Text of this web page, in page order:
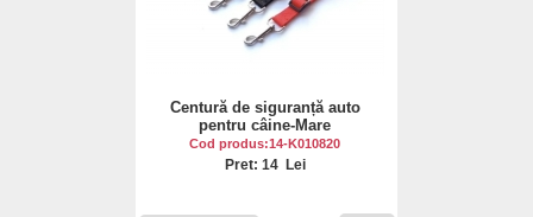
Centură de siguranță auto
pentru câine-Mare
Cod produs:14-K010820
Pret: 14 Lei